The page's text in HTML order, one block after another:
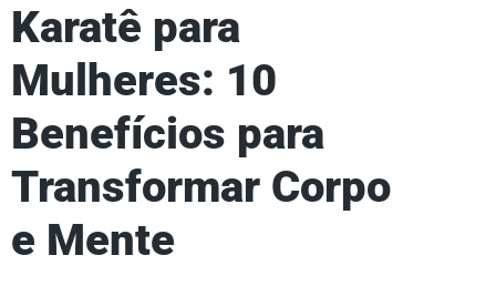
Karatê para
Mulheres: 10
Benefícios para
Transformar Corpo
e Mente